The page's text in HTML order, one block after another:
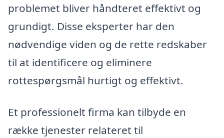
problemet bliver håndteret effektivt og
grundigt. Disse eksperter har den
nødvendige viden og de rette redskaber
til at identificere og eliminere
rottespørgsmål hurtigt og effektivt.
Et professionelt firma kan tilbyde en
række tjenester relateret til